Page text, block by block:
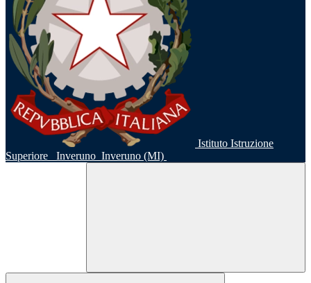
Istituto Istruzione
Superiore
Inveruno Inveruno (MI)